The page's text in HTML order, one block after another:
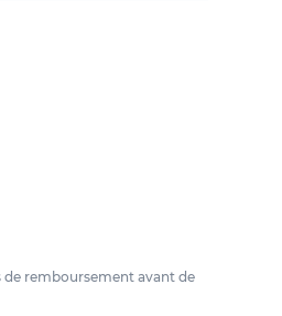
de remboursement avant de